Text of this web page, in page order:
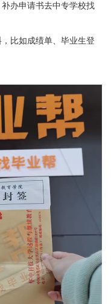
办申请书去中专学校找
比如成绩单、毕业生登